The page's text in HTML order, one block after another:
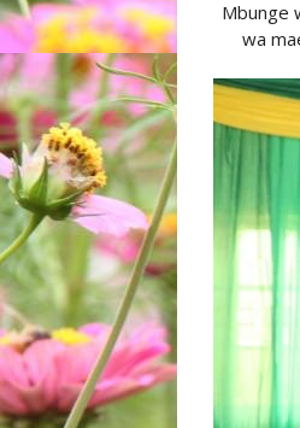
Mbunge
wa